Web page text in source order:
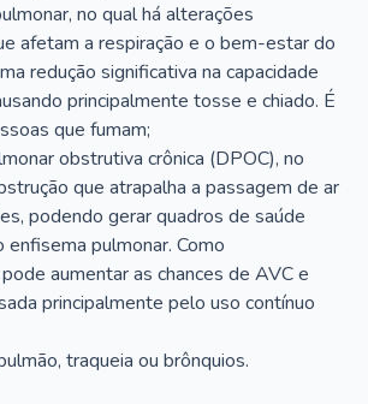
no qual há alterações
afetam a respiração e o bem-estar do
redução significativa na capacidade
principalmente tosse e chiado. É
que fumam;
obstrutiva crônica (DPOC), no
que atrapalha a passagem de ar
podendo gerar quadros de saúde
enfisema pulmonar. Como
aumentar as chances de AVC e
principalmente pelo uso contínuo
traqueia ou brônquios.